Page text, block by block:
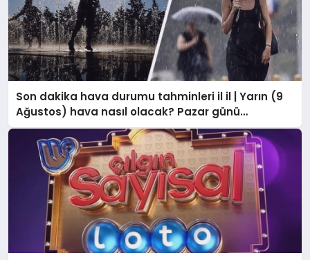
Son dakika hava durumu tahminleri il il | Yarın (9
Ağustos) hava nasıl olacak? Pazar günü
İstanbul’da yağmur var mı? Meteoroloji’den
İstanbul ve birçok ile uyarı!